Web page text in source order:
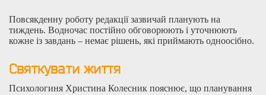
Повсякденну роботу редакції зазвичай планують на
тиждень. Водночас постійно обговорюють і уточнюють
кожне із завдань – немає рішень, які приймають одноосібно.
Святкувати життя
Психологиня Христина Колесник пояснює, що планування